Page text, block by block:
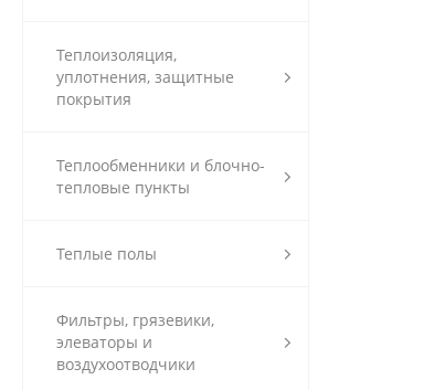
Теплоизоляция,
уплотнения, защитные
покрытия
Теплообменники и блочно-
тепловые пункты
Теплые полы
Фильтры, грязевики,
элеваторы и
воздухоотводчики